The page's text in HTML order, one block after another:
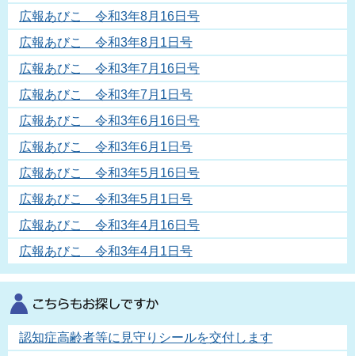
広報あびこ 令和3年8月16日号
広報あびこ 令和3年8月1日号
広報あびこ 令和3年7月16日号
広報あびこ 令和3年7月1日号
広報あびこ 令和3年6月16日号
広報あびこ 令和3年6月1日号
広報あびこ 令和3年5月16日号
広報あびこ 令和3年5月1日号
広報あびこ 令和3年4月16日号
広報あびこ 令和3年4月1日号
認知症高齢者等に見守りシールを交付します